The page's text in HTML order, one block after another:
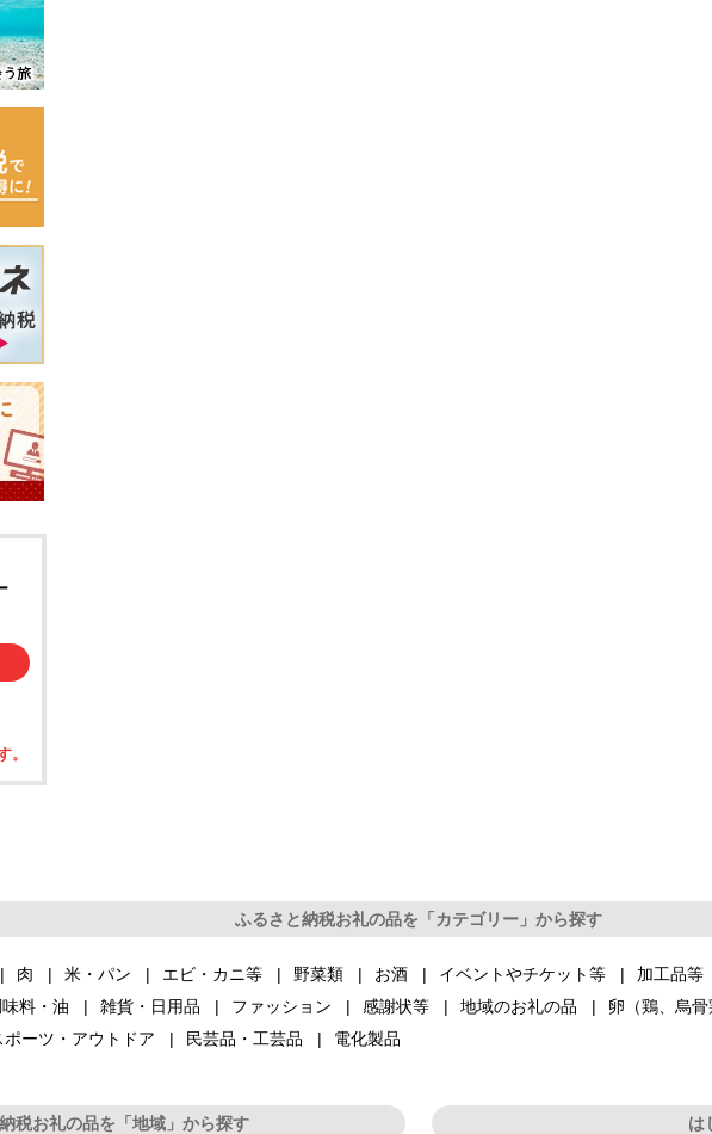
びたいと
ひ、この
温かいご
願いいた
ふるさと納税お礼の品を「カテゴリー」から探す
肉 米・パン エビ・カニ等 野菜類 お酒 イベントやチケット等 加工品等
料・油 雑貨・日用品 ファッション 感謝状等 地域のお礼の品 卵（鶏、烏骨
ポーツ・アウトドア 民芸品・工芸品 電化製品
税お礼の品を「地域」から探す は